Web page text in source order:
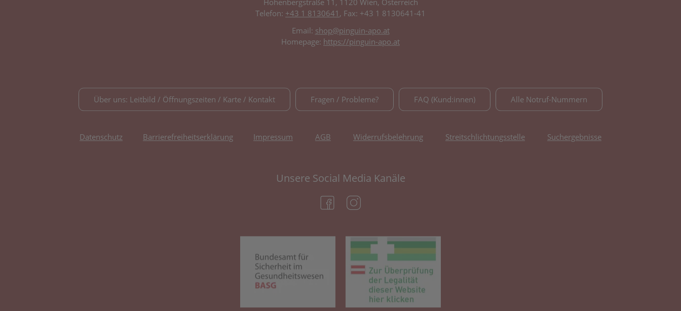
Hohenbergstraße 11, 1120 Wien, Österreich
Telefon: +43 1 8130641 , Fax: +43 1 8130641-41
Email: shop@pinguin-apo.at
Homepage: https://pinguin-apo.at
Über uns: Leitbild / Öffnungszeiten / Karte / Kontakt Fragen / Probleme? FAQ (Kund:innen) Alle Notruf-Nummern
Datenschutz Barrierefreiheitserklärung Impressum AGB Widerrufsbelehrung Streitschlichtungsstelle Suchergebnisse
Unsere Social Media Kanäle
(öffnet in neuem Tab)
(öffnet in neuem Tab)